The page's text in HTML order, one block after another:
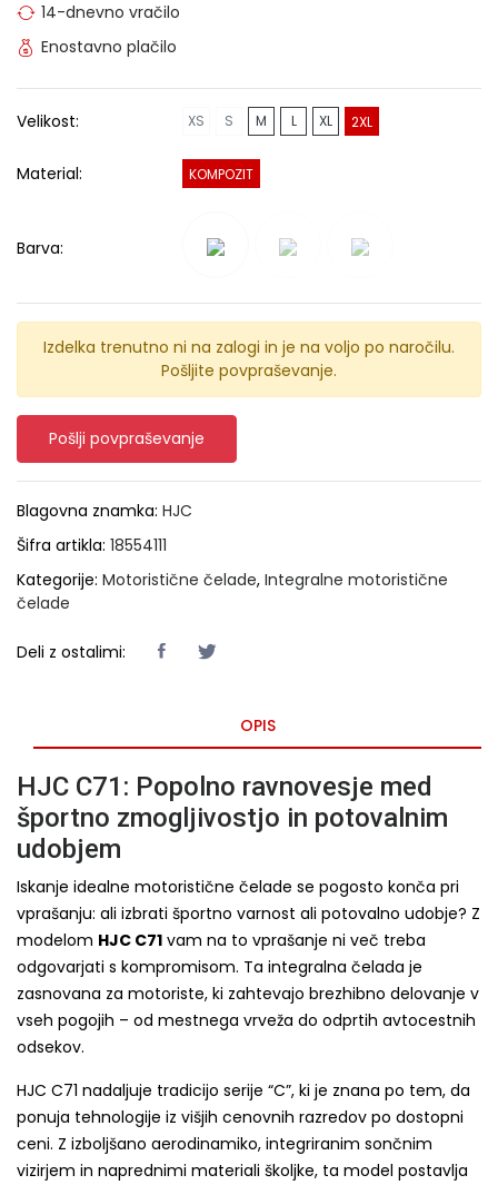
14-dnevno vračilo
Enostavno plačilo
Velikost: XS S M L XL 2XL
Material: KOMPOZIT
Barva:
Izdelka trenutno ni na zalogi in je na voljo po naročilu.
Pošljite povpraševanje.
Pošlji povpraševanje
Blagovna znamka: HJC
Šifra artikla: 18554111
Kategorije: Motoristične čelade, Integralne motoristične
čelade
Deli z ostalimi:
OPIS
HJC C71: Popolno ravnovesje med
športno zmogljivostjo in potovalnim
udobjem
Iskanje idealne motoristične čelade se pogosto konča pri
vprašanju: ali izbrati športno varnost ali potovalno udobje? Z
modelom HJC C71 vam na to vprašanje ni več treba
odgovarjati s kompromisom. Ta integralna čelada je
zasnovana za motoriste, ki zahtevajo brezhibno delovanje v
vseh pogojih – od mestnega vrveža do odprtih avtocestnih
odsekov.
HJC C71 nadaljuje tradicijo serije “C”, ki je znana po tem, da
ponuja tehnologije iz višjih cenovnih razredov po dostopni
ceni. Z izboljšano aerodinamiko, integriranim sončnim
vizirjem in naprednimi materiali školjke, ta model postavlja